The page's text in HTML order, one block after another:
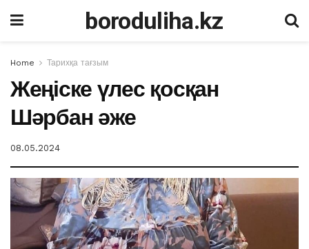
boroduliha.kz
Home Тарихқа тағзым
Жеңіске үлес қосқан
Шәрбан әже
08.05.2024